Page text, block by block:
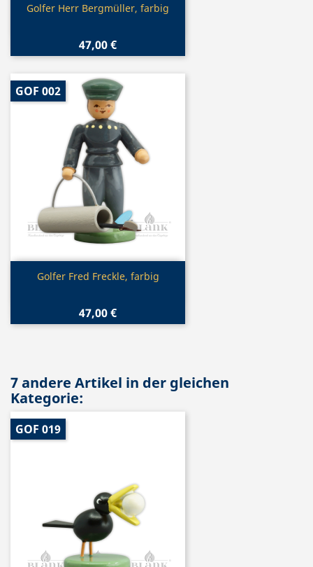
 Vorschau
Golfer Herr Bergmüller, farbig
47,00 €
Vorschau
Golfer Fred Freckle, farbig
47,00 €
GOF 002
7 andere Artikel in der gleichen
Kategorie:
GOF 019